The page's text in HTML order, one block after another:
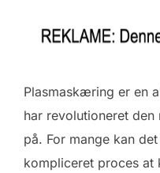
Plasmaskæring er en
har revolutioneret
på. For mange kan
kompliceret proces at